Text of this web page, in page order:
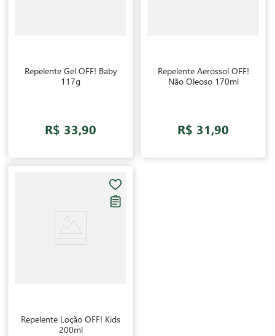
Repelente Gel OFF! Baby
117g
R$ 33,90
Repelente Aerossol OFF!
Não Oleoso 170ml
R$ 31,90
Repelente Loção OFF! Kids
200ml